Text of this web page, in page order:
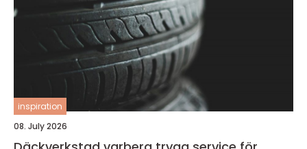
inspiration
08. July 2026